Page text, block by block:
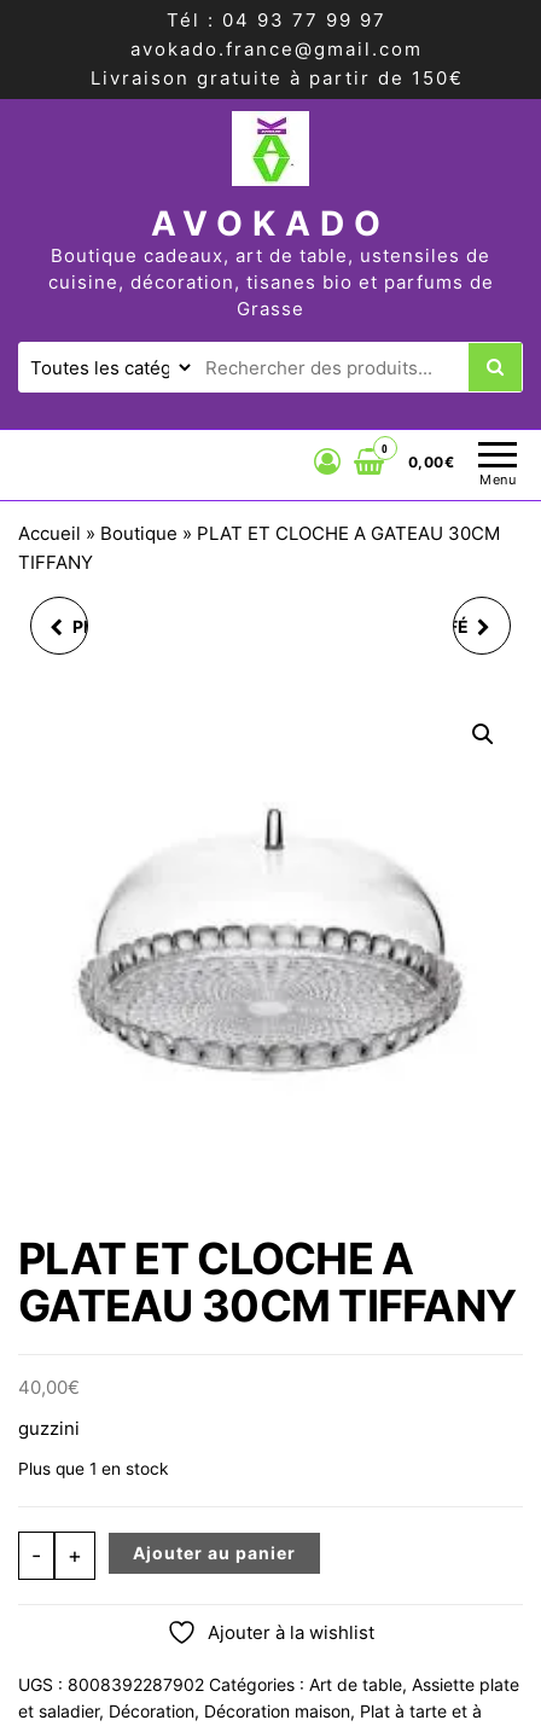
Tél : 04 93 77 99 97
avokado.france@gmail.com
Livraison gratuite à partir de 150€
AVOKADO
Boutique cadeaux, art de table, ustensiles de
cuisine, décoration, tisanes bio et parfums de
Grasse
Menu
0
0,00€
Accueil » Boutique » PLAT ET CLOCHE A GATEAU 30CM
TIFFANY
PLAQUE À MADELAINE PLAT CARRÉ SANTA FÉ
PLAT ET CLOCHE A
GATEAU 30CM TIFFANY
40,00€
guzzini
Plus que 1 en stock
- quantité de PLAT ET CLOCHE A GATEAU 30CM
+ Ajouter au panier
Ajouter à la wishlist
UGS : 8008392287902 Catégories : Art de table, Assiette plate
et saladier, Décoration, Décoration maison, Plat à tarte et à